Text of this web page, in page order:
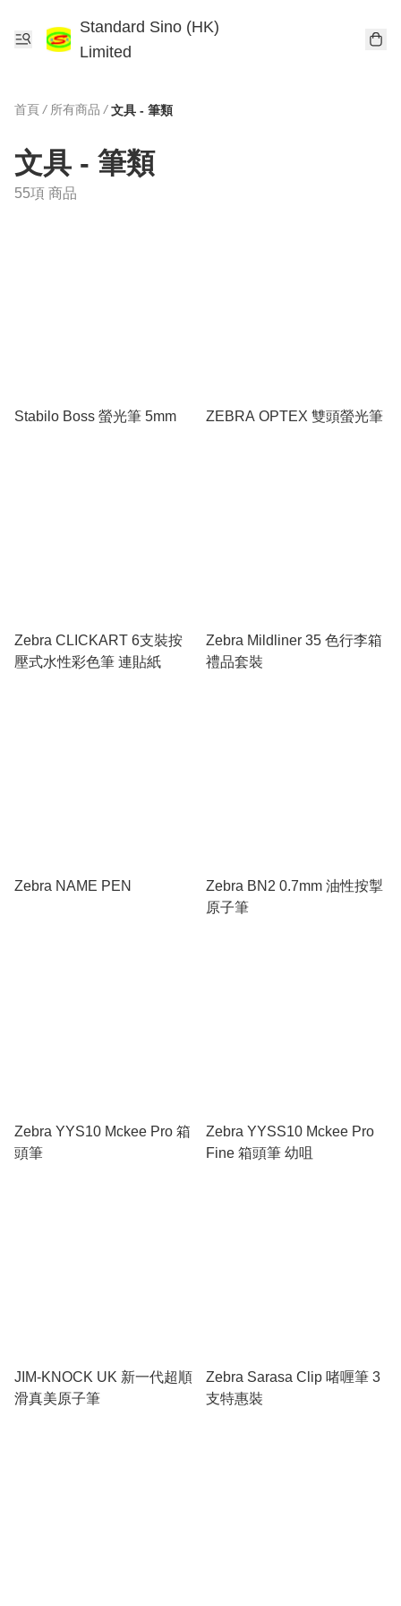
Standard Sino (HK)
Limited
首頁 / 所有商品 / 文具 - 筆類
文具 - 筆類
55項 商品
Stabilo Boss 螢光筆 5mm ZEBRA OPTEX 雙頭螢光筆
Zebra CLICKART 6支裝按
壓式水性彩色筆 連貼紙
Zebra Mildliner 35 色行李箱
禮品套裝
Zebra NAME PEN
Zebra BN2 0.7mm 油性按掣
原子筆
Zebra YYS10 Mckee Pro 箱
頭筆
Zebra YYSS10 Mckee Pro
Fine 箱頭筆 幼咀
JIM-KNOCK UK 新一代超順
滑真美原子筆
Zebra Sarasa Clip 啫喱筆 3
支特惠裝